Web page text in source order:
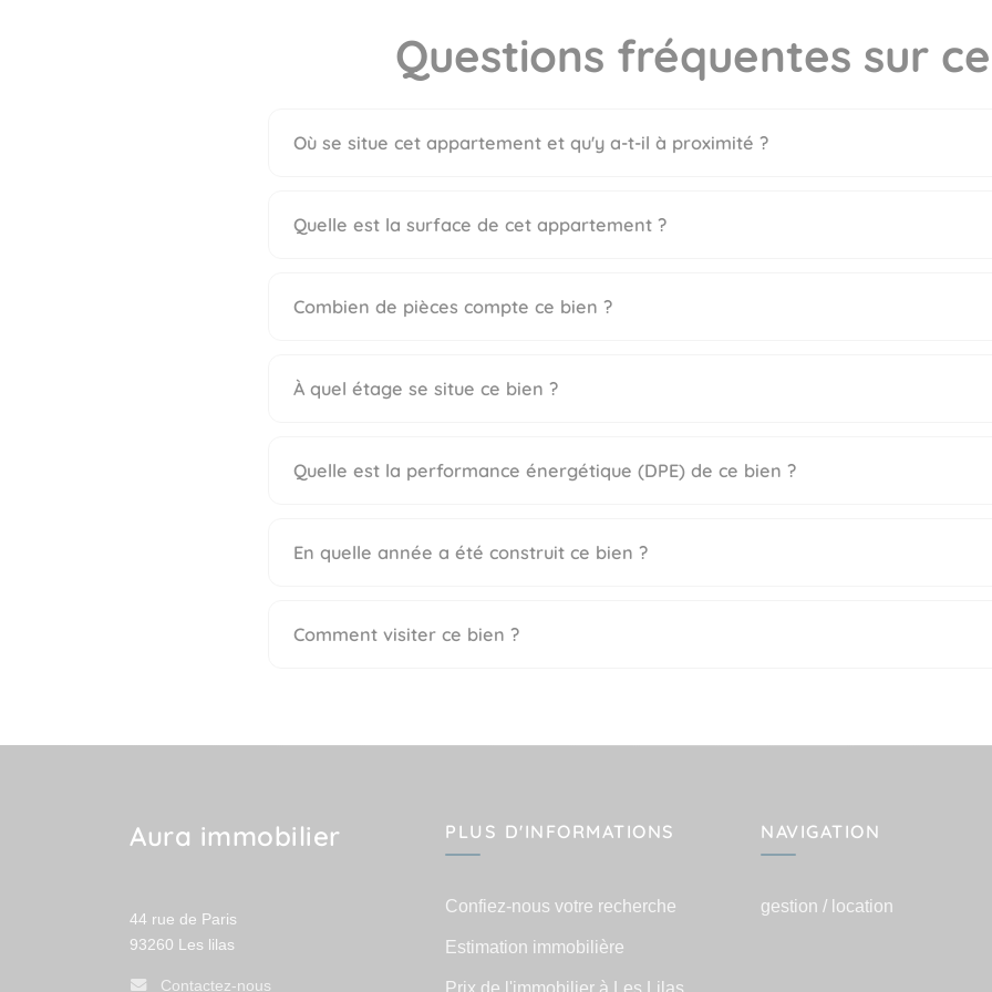
Questions fréquentes sur
Où se situe cet appartement et qu'y a-t-il à proximité ?
Quelle est la surface de cet appartement ?
Combien de pièces compte ce bien ?
À quel étage se situe ce bien ?
Quelle est la performance énergétique (DPE) de ce bien ?
En quelle année a été construit ce bien ?
Comment visiter ce bien ?
Aura immobilier
44 rue de Paris
93260 Les lilas
Contactez-nous
PLUS D'INFORMATIONS
Confiez-nous votre recherche
Estimation immobilière
Prix de l'immobilier à Les Lilas
NAVIGATION
gestion / location